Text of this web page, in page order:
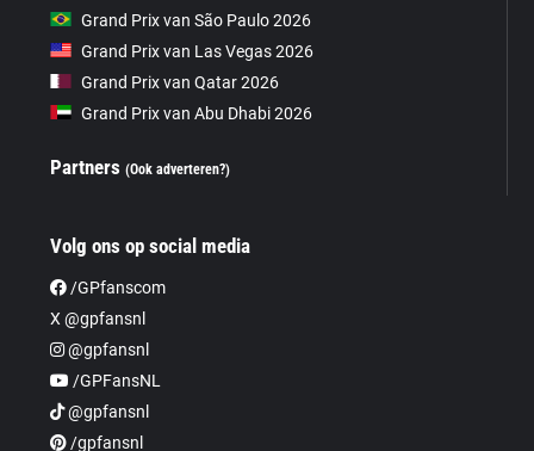
Grand Prix van São Paulo 2026
Grand Prix van Las Vegas 2026
Grand Prix van Qatar 2026
Grand Prix van Abu Dhabi 2026
Partners(Ook adverteren?)
Volg ons op social media
/GPfanscom
X @gpfansnl
@gpfansnl
/GPFansNL
@gpfansnl
/gpfansnl